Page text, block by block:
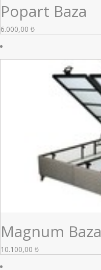
Popart Baza
6.000,00 ₺
Magnum Baza
10.100,00 ₺